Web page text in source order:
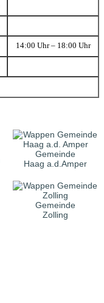
14:00 Uhr – 18:00 Uhr
Gemeinde
Haag a.d.Amper
Gemeinde
Zolling